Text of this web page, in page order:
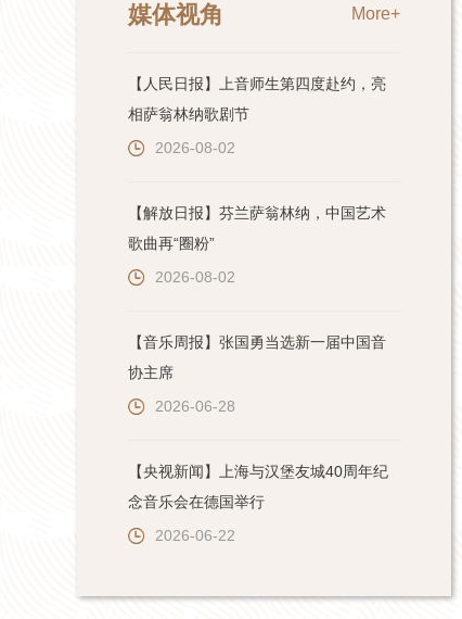
媒体视角 More+
【人民日报】上音师生第四度赴约，亮
相萨翁林纳歌剧节
2026-08-02
【解放日报】芬兰萨翁林纳，中国艺术
歌曲再“圈粉”
2026-08-02
【音乐周报】张国勇当选新一届中国音
协主席
2026-06-28
【央视新闻】上海与汉堡友城40周年纪
念音乐会在德国举行
2026-06-22